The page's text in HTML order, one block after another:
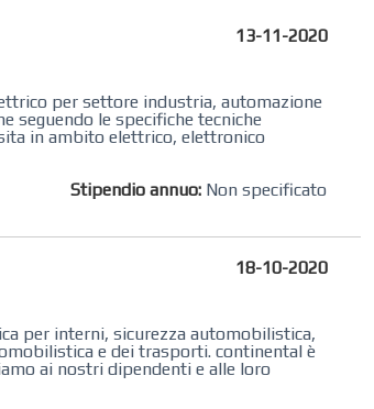
13-11-2020
per settore industria, automazione
seguendo le specifiche tecniche
in ambito elettrico, elettronico
Stipendio annuo: Non specificato
18-10-2020
per interni, sicurezza automobilistica,
e dei trasporti. continental è
ai nostri dipendenti e alle loro